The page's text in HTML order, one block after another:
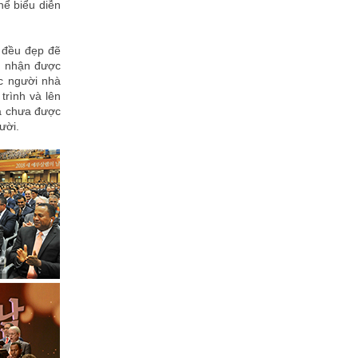
biểu diễn
đẹp đẽ
nhận được
người nhà
và lên
chưa được